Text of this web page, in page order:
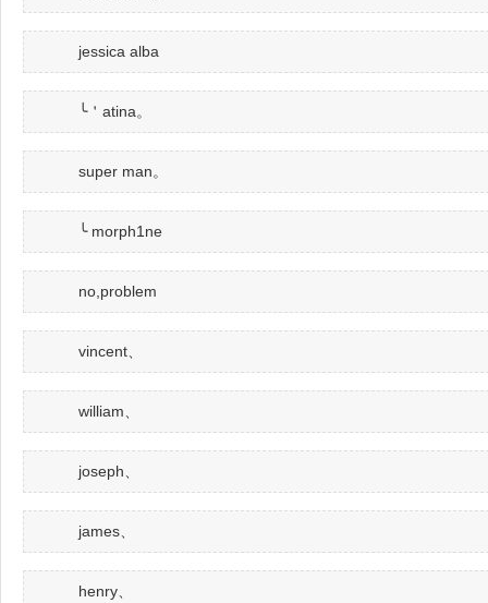
jessica alba
╰＇atina。
super man。
╰ morph1ne
no,problem
vincent、
william、
joseph、
james、
henry、